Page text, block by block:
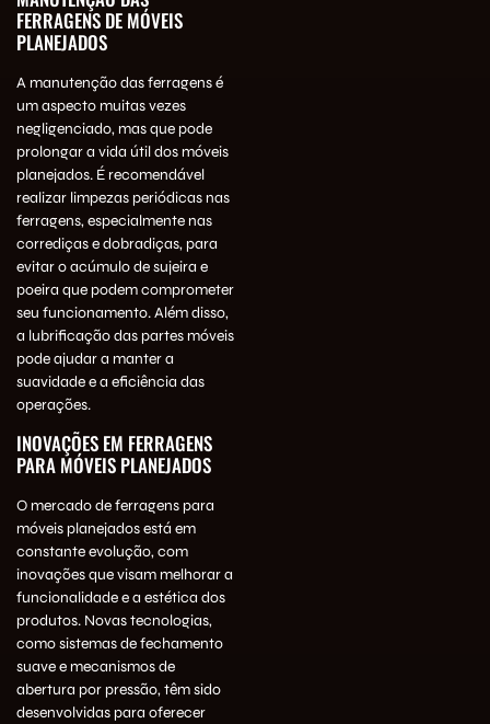
FERRAGENS DE MÓVEIS
PLANEJADOS
A manutenção das ferragens é
um aspecto muitas vezes
negligenciado, mas que pode
prolongar a vida útil dos móveis
planejados. É recomendável
realizar limpezas periódicas nas
ferragens, especialmente nas
corrediças e dobradiças, para
evitar o acúmulo de sujeira e
poeira que podem comprometer
seu funcionamento. Além disso,
a lubrificação das partes móveis
pode ajudar a manter a
suavidade e a eficiência das
operações.
INOVAÇÕES EM FERRAGENS
PARA MÓVEIS PLANEJADOS
O mercado de ferragens para
móveis planejados está em
constante evolução, com
inovações que visam melhorar a
funcionalidade e a estética dos
produtos. Novas tecnologias,
como sistemas de fechamento
suave e mecanismos de
abertura por pressão, têm sido
desenvolvidas para oferecer